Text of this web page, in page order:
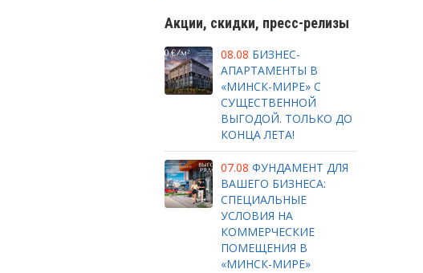
Акции, скидки, пресс-релизы
08.08 БИЗНЕС-
АПАРТАМЕНТЫ В
«МИНСК-МИРЕ» С
СУЩЕСТВЕННОЙ
ВЫГОДОЙ. ТОЛЬКО ДО
КОНЦА ЛЕТА!
07.08 ФУНДАМЕНТ ДЛЯ
ВАШЕГО БИЗНЕСА:
СПЕЦИАЛЬНЫЕ
УСЛОВИЯ НА
КОММЕРЧЕСКИЕ
ПОМЕЩЕНИЯ В
«МИНСК-МИРЕ»